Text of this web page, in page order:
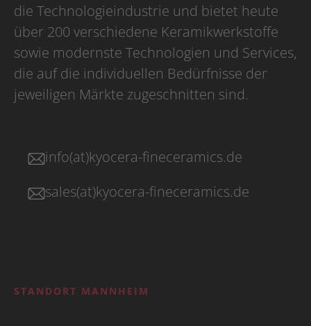
die Technologieindustrie und bietet heute
über 200 verschiedene Keramikwerkstoffe
sowie modernste Technologien und Services,
die auf die individuellen Bedürfnisse der
jeweiligen Märkte zugeschnitten sind.
info(at)kyocera-fineceramics.de
sales(at)kyocera-fineceramics.de
STANDORT MANNHEIM